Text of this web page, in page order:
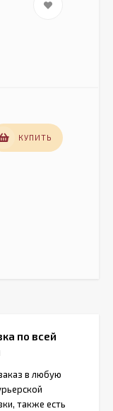
КУПИТЬ
по всей
в любую
также есть